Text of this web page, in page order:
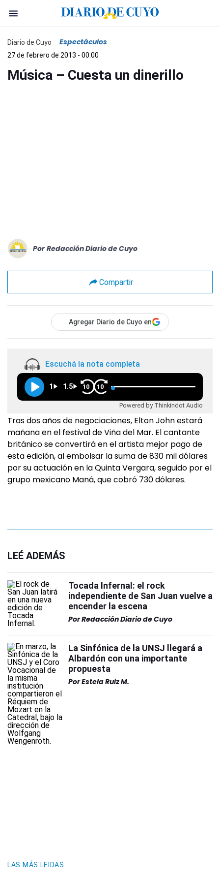
Diario de Cuyo Espectáculos
27 de febrero de 2013 - 00:00
Música – Cuesta un dinerillo
Por Redacción Diario de Cuyo
Compartir
Agregar Diario de Cuyo en
Escuchá la nota completa
1 1.5 10 10
Powered by Thinkindot Audio
Tras dos años de negociaciones, Elton John estará
mañana en el festival de Viña del Mar. El cantante
británico se convertirá en el artista mejor pago de
esta edición, al embolsar la suma de 830 mil dólares
por su actuación en la Quinta Vergara, seguido por el
grupo mexicano Maná, que cobró 730 dólares.
LEÉ ADEMÁS
Tocada Infernal: el rock
independiente de San Juan vuelve a
encender la escena
PorRedacción Diario de Cuyo
La Sinfónica de la UNSJ llegará a
Albardón con una importante
propuesta
PorEstela Ruiz M.
LAS MÁS LEIDAS